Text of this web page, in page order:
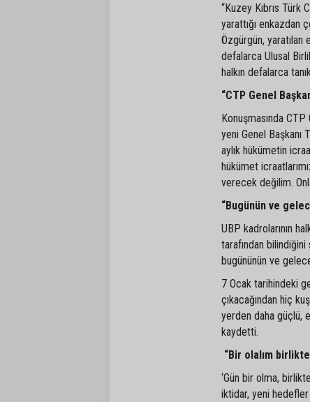
“Kuzey Kıbrıs Türk
yarattığı enkazdan
Özgürgün, yaratılan
defalarca Ulusal
halkın defalarca
“CTP Genel
Konuşmasında CTP
yeni Genel Başkanı
aylık hükümetin
hükümet
verecek değilim.
“Bugünün ve
UBP kadrolarının
tarafından
bugününün ve
7 Ocak tarihindeki
çıkacağından hiç
yerden daha güçlü,
kaydetti.
“Bir olalım birlikte
‘Gün bir olma,
iktidar, yeni